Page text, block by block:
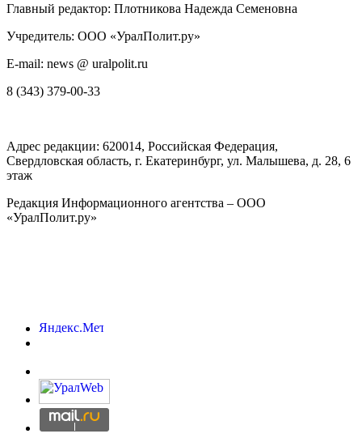
Главный редактор: Плотникова Надежда Семеновна
Учредитель: ООО «УралПолит.ру»
E-mail: news @ uralpolit.ru
8 (343) 379-00-33
Адрес редакции: 620014, Российская Федерация,
Свердловская область, г. Екатеринбург, ул. Малышева, д. 28, 6
этаж
Редакция Информационного агентства – ООО
«УралПолит.ру»